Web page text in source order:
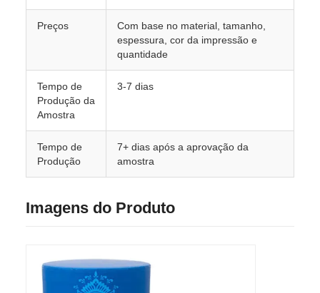
Preços
Com base no material, tamanho,
espessura, cor da impressão e
quantidade
Tempo de
Produção da
Amostra
3-7 dias
Tempo de
Produção
7+ dias após a aprovação da
amostra
Imagens do Produto